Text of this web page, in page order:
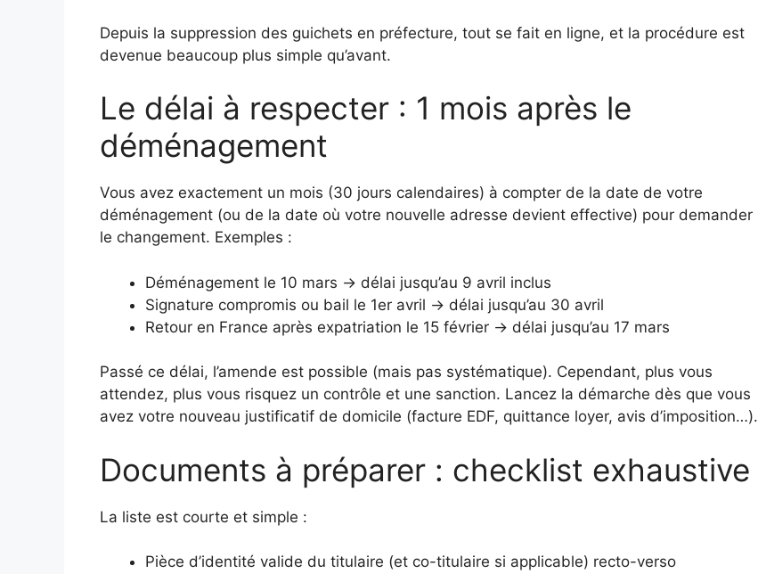
Depuis la suppression des guichets en préfecture, tout se fait en ligne, et la procédure est
devenue beaucoup plus simple qu’avant.
Le délai à respecter : 1 mois après le
déménagement
Vous avez exactement un mois (30 jours calendaires) à compter de la date de votre
déménagement (ou de la date où votre nouvelle adresse devient effective) pour demander
le changement. Exemples :
Déménagement le 10 mars → délai jusqu’au 9 avril inclus
Signature compromis ou bail le 1er avril → délai jusqu’au 30 avril
Retour en France après expatriation le 15 février → délai jusqu’au 17 mars
Passé ce délai, l’amende est possible (mais pas systématique). Cependant, plus vous
attendez, plus vous risquez un contrôle et une sanction. Lancez la démarche dès que vous
avez votre nouveau justificatif de domicile (facture EDF, quittance loyer, avis d’imposition…).
Documents à préparer : checklist exhaustive
La liste est courte et simple :
Pièce d’identité valide du titulaire (et co-titulaire si applicable) recto-verso